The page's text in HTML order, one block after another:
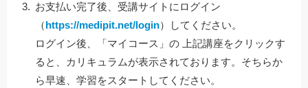
お支払い完了後、受講サイトにログイン
（https://medipit.net/login）してください。
ログイン後、「マイコース」の 上記講座をクリックす
ると、カリキュラムが表示されております。そちらか
ら早速、学習をスタートしてください。